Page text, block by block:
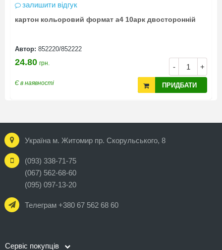
залишити відгук
картон кольоровий формат а4 10арк двосторонній
Автор: 852220/852222
- +
24.80 грн.
Є в наявності ПРИДБАТИ
Україна м. Житомир пр. Скорульського, 8
(093) 338-71-75
(067) 562-68-60
(095) 097-13-20
Телеграм +380 67 562 68 60
Сервіс покупців